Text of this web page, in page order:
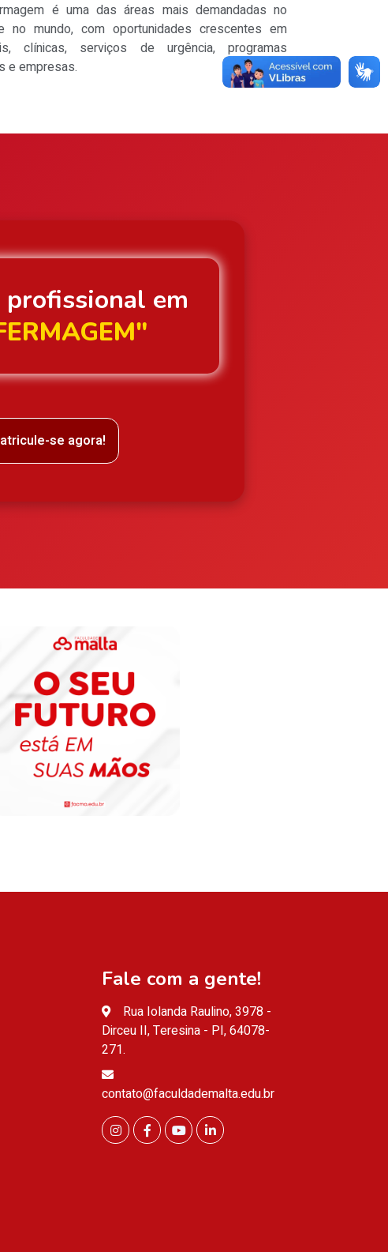
é uma das áreas mais demandadas no
no mundo, com oportunidades crescentes em
clínicas, serviços de urgência, programas
e empresas.
profissional em
se agora!
Fale com a gente!
Rua Iolanda Raulino, 3978 -
Dirceu II, Teresina - PI, 64078-
271.
contato@faculdademalta.edu.br